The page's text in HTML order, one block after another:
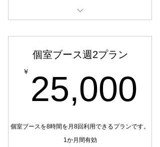
テレワーク個室ブース 3時間プラン
個室ブース週2プラン
￥ 25,000
個室ブースを8時間を月8回利用できるプランです。
1か月間有効